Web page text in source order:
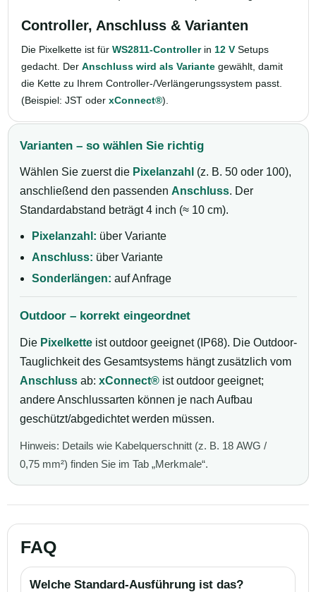
Controller, Anschluss & Varianten
Die Pixelkette ist für WS2811-Controllerin 12 V Setups
gedacht. Der Anschluss wird als Variante gewählt, damit
die Kette zu Ihrem Controller-/Verlängerungssystem passt.
(Beispiel: JST oder xConnect®).
Varianten – so wählen Sie richtig
Wählen Sie zuerst die Pixelanzahl (z. B. 50 oder 100),
anschließend den passenden Anschluss. Der
Standardabstand beträgt 4 inch (≈ 10 cm).
Pixelanzahl: über Variante
Anschluss: über Variante
Sonderlängen: auf Anfrage
Outdoor – korrekt eingeordnet
Die Pixelkette ist outdoor geeignet (IP68). Die Outdoor-
Tauglichkeit des Gesamtsystems hängt zusätzlich vom
Anschluss ab: xConnect® ist outdoor geeignet;
andere Anschlussarten können je nach Aufbau
geschützt/abgedichtet werden müssen.
Hinweis: Details wie Kabelquerschnitt (z. B. 18 AWG /
0,75 mm²) finden Sie im Tab „Merkmale“.
FAQ
Welche Standard-Ausführung ist das?